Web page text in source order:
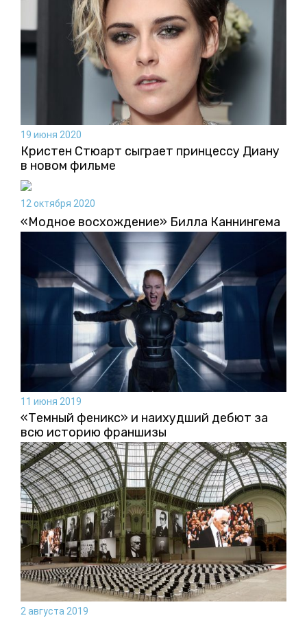
19 июня 2020
Кристен Стюарт сыграет принцессу Диану
в новом фильме
12 октября 2020
«Модное восхождение» Билла Каннингема
11 июня 2019
«Темный феникс» и наихудший дебют за
всю историю франшизы
2 августа 2019